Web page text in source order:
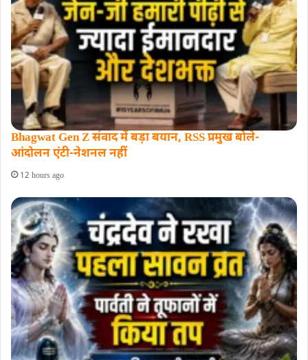
Bhagwat Gen Z संवाद में बड़ा बयान, RSS प्रमुख बोले-
आंदोलन एंटी-नेशनल नहीं
12 hours ago